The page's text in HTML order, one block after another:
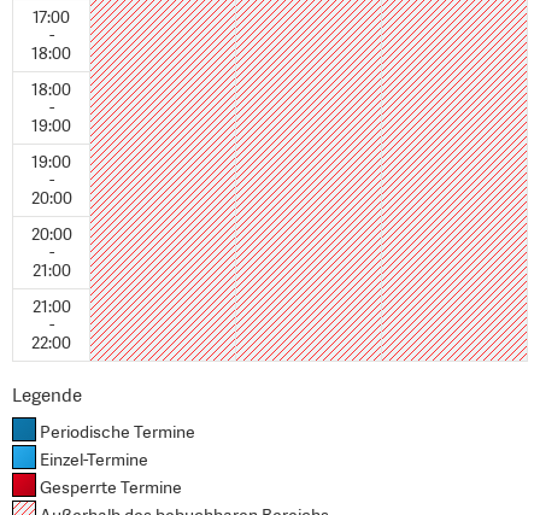
17:00
-
18:00
18:00
-
19:00
19:00
-
20:00
20:00
-
21:00
21:00
-
22:00
Legende
Periodische Termine
Einzel-Termine
Gesperrte Termine